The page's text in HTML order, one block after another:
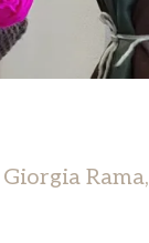
Giorgia Rama,